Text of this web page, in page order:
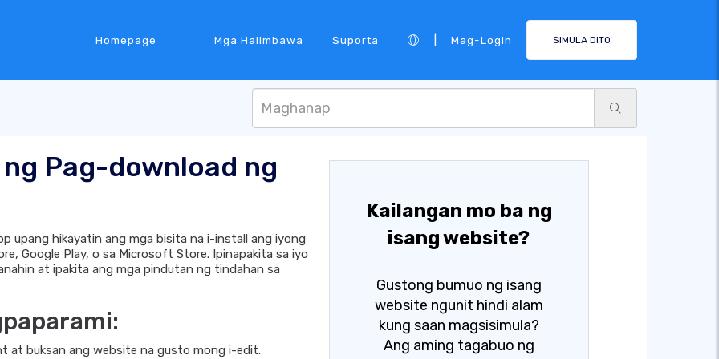
Homepage Mga Halimbawa Suporta Mag-Login SIMULA DITO
Pag-download ng
upang hikayatin ang mga bisita na i-install ang iyong
Google Play, o sa Microsoft Store. Ipinapakita sa iyo
at ipakita ang mga pindutan ng tindahan sa
at buksan ang website na gusto mong i-edit.
Kailangan mo ba ng
isang website?
Gustong bumuo ng isang
website ngunit hindi alam
kung saan magsisimula?
Ang aming tagabuo ng